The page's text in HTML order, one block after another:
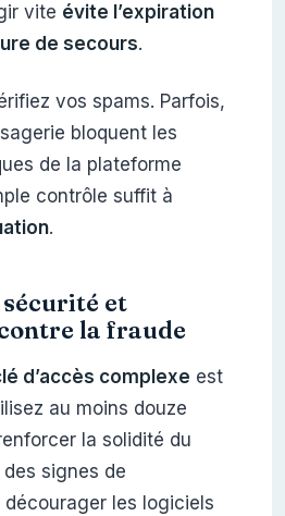
vite évite l’expiration
de secours.
vos spams. Parfois,
bloquent les
de la plateforme
contrôle suffit à
.
et
la fraude
d’accès complexe est
au moins douze
la solidité du
signes de
les logiciels